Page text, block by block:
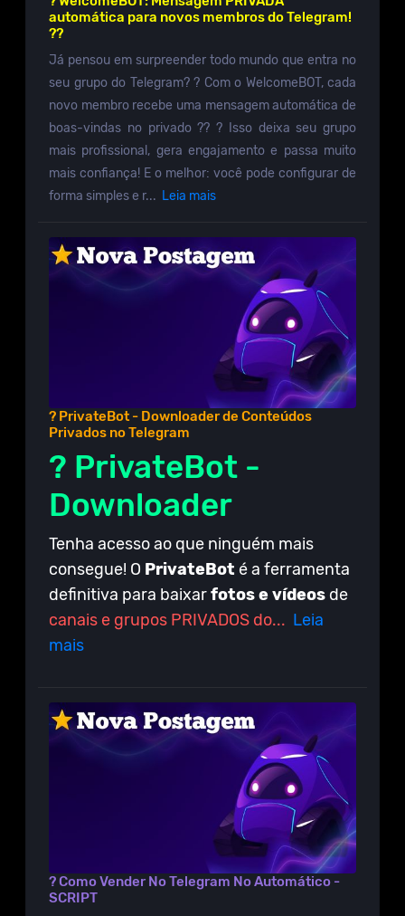
automática para novos membros do Telegram!
??
Já pensou em surpreender todo mundo que entra no
seu grupo do Telegram? ? Com o WelcomeBOT, cada
novo membro recebe uma mensagem automática de
boas-vindas no privado ?? ? Isso deixa seu grupo
mais profissional, gera engajamento e passa muito
mais confiança! E o melhor: você pode configurar de
forma simples e r... Leia mais
? PrivateBot - Downloader de Conteúdos
Privados no Telegram
? PrivateBot -
Downloader
Tenha acesso ao que ninguém mais
consegue! O PrivateBot é a ferramenta
definitiva para baixarfotos e vídeos de
canais e grupos PRIVADOS do... Leia
mais
? Como Vender No Telegram No Automático -
SCRIPT